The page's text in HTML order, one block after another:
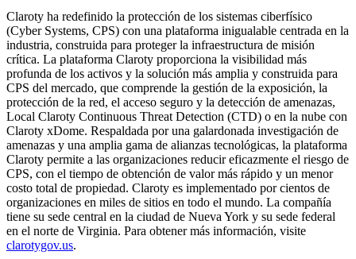
Claroty ha redefinido la protección de los sistemas ciberfísico
(Cyber Systems, CPS) con una plataforma inigualable centrada en la
industria, construida para proteger la infraestructura de misión
crítica. La plataforma Claroty proporciona la visibilidad más
profunda de los activos y la solución más amplia y construida para
CPS del mercado, que comprende la gestión de la exposición, la
protección de la red, el acceso seguro y la detección de amenazas,
Local Claroty Continuous Threat Detection (CTD) o en la nube con
Claroty xDome. Respaldada por una galardonada investigación de
amenazas y una amplia gama de alianzas tecnológicas, la plataforma
Claroty permite a las organizaciones reducir eficazmente el riesgo de
CPS, con el tiempo de obtención de valor más rápido y un menor
costo total de propiedad. Claroty es implementado por cientos de
organizaciones en miles de sitios en todo el mundo. La compañía
tiene su sede central en la ciudad de Nueva York y su sede federal
en el norte de Virginia. Para obtener más información, visite
clarotygov.us.